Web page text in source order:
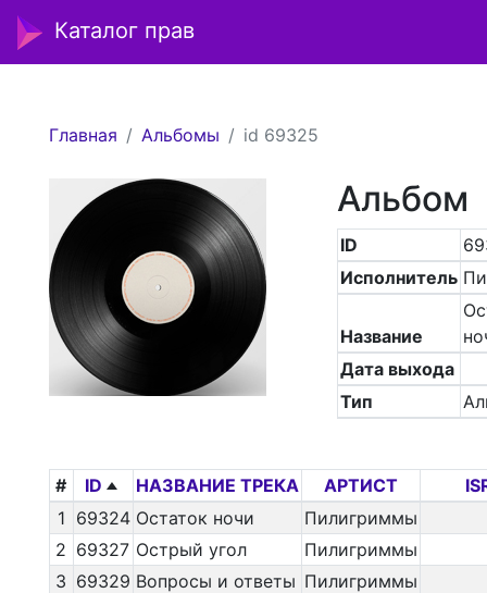
Каталог прав
Главная Альбомы id 69325
Альбом
ID
Исполнитель
Название
Дата выхода
Тип
# ID НАЗВАНИЕ ТРЕКА АРТИСТ
1 69324 Остаток ночи
Пилигриммы
2 69327 Острый угол
Пилигриммы
3 69329 Вопросы и ответы Пилигриммы